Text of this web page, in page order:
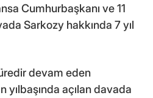
Cumhurbaşkanı ve 11
Sarkozy hakkında 7 yıl
devam eden
yılbaşında açılan davada